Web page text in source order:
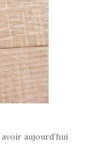
aujourd’hui